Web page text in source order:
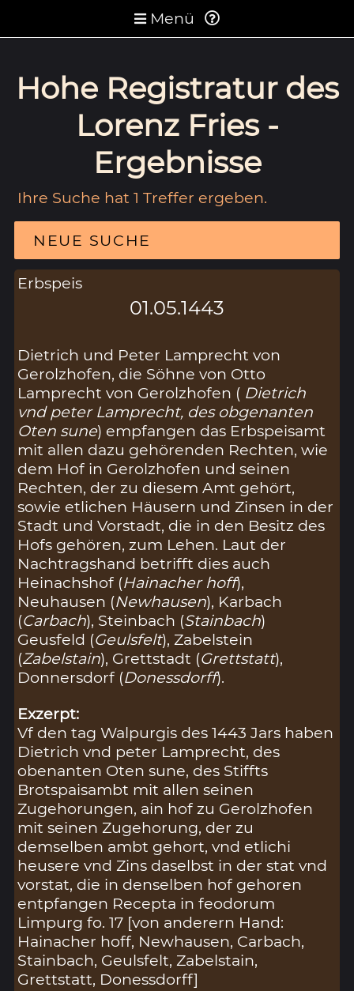
Menü
Hohe Registratur des
Lorenz Fries -
Ergebnisse
Ihre Suche hat 1 Treffer ergeben.
NEUE SUCHE
Erbspeis
01.05.1443
Dietrich und Peter Lamprecht von
Gerolzhofen, die Söhne von Otto
Lamprecht von Gerolzhofen ( Dietrich
vnd peter Lamprecht, des obgenanten
Oten sune) empfangen das Erbspeisamt
mit allen dazu gehörenden Rechten, wie
dem Hof in Gerolzhofen und seinen
Rechten, der zu diesem Amt gehört,
sowie etlichen Häusern und Zinsen in der
Stadt und Vorstadt, die in den Besitz des
Hofs gehören, zum Lehen. Laut der
Nachtragshand betrifft dies auch
Heinachshof (Hainacher hoff),
Neuhausen (Newhausen), Karbach
(Carbach), Steinbach (Stainbach)
Geusfeld (Geulsfelt), Zabelstein
(Zabelstain), Grettstadt (Grettstatt),
Donnersdorf (Donessdorff).
Exzerpt:
Vf den tag Walpurgis des 1443 Jars haben
Dietrich vnd peter Lamprecht, des
obenanten Oten sune, des Stiffts
Brotspaisambt mit allen seinen
Zugehorungen, ain hof zu Gerolzhofen
mit seinen Zugehorung, der zu
demselben ambt gehort, vnd etlichi
heusere vnd Zins daselbst in der stat vnd
vorstat, die in denselben hof gehoren
entpfangen Recepta in feodorum
Limpurg fo. 17 [von anderern Hand:
Hainacher hoff, Newhausen, Carbach,
Stainbach, Geulsfelt, Zabelstain,
Grettstatt, Donessdorff]